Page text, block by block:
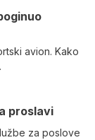
avion. Kako
proslavi
za poslove